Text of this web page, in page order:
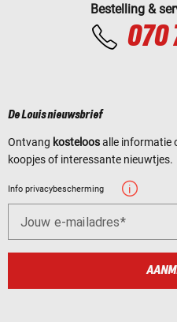
Bestelling &
070
De Louis nieuwsbrief
Ontvang kosteloosalle informatie
koopjes of interessante nieuwtjes.
Info privacybescherming
Jouw e-mailadres